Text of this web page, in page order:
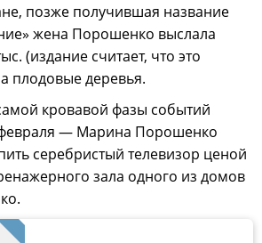
позже получившая название
жена Порошенко выслала
(издание считает, что это
плодовые деревья.
кровавой фазы событий
— Марина Порошенко
серебристый телевизор ценой
зала одного из домов